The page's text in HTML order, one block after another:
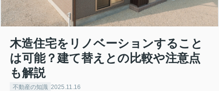
木造住宅をリノベーションすること
は可能？建て替えとの比較や注意点
も解説
不動産の知識 2025.11.16